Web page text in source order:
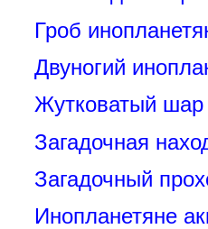
Гроб
Двуногий
Жутковатый шар
Загадочная
Загадочный
Инопланетяне